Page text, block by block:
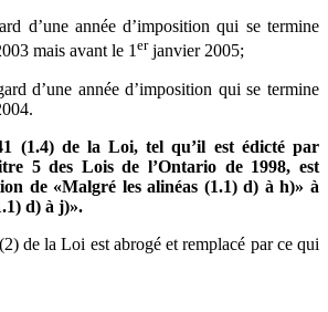
d’une année d’imposition qui se termine
mais avant le 1erjanvier 2005;
d’une année d’imposition qui se termine
(1.4) de la Loi, tel qu’il est édicté par
5 des Lois de l’Ontario de 1998, est
de «Malgré les alinéas (1.1) d) à h)» à
d) à j)».
de la Loi est abrogé et remplacé par ce qui